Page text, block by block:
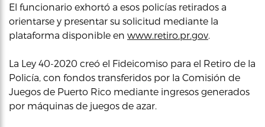
El funcionario exhortó a esos policías retirados a
orientarse y presentar su solicitud mediante la
plataforma disponible en www.retiro.pr.gov
La Ley 40-2020 creó el Fideicomiso para el Retiro de la
Policía, con fondos transferidos por la Comisión de
Juegos de Puerto Rico mediante ingresos generados
por máquinas de juegos de azar.